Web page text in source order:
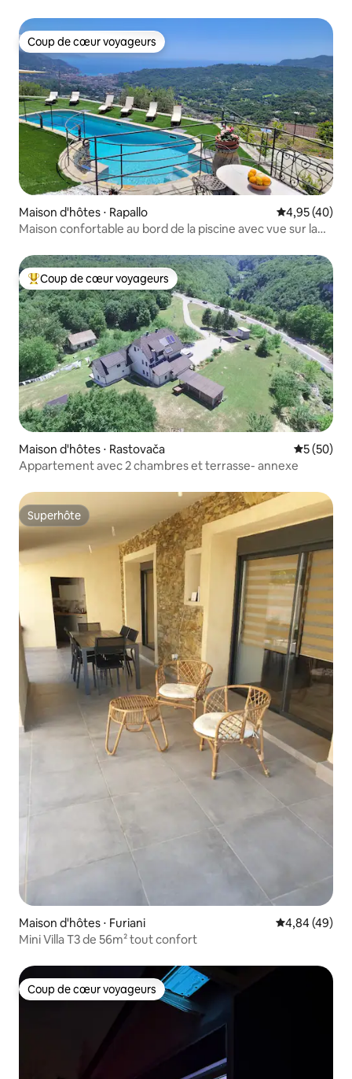
Coup de cœur voyageurs
Coup de cœur voyageurs
Maison d'hôtes ⋅ Rapallo Évaluation
4,95 (40)
Maison confortable au bord de la piscine avec vue sur la
Coups de cœur voyageurs les plus appréciés
Coup de cœur voyageurs
Maison d'hôtes ⋅ Rastovača
5 (50)
Appartement avec 2 chambres et terrasse- annexe
Superhôte
Superhôte
Maison d'hôtes ⋅ Furiani Évaluation
4,84 (49)
Mini Villa T3 de 56m² tout confort
Coup de cœur voyageurs
Coup de cœur voyageurs